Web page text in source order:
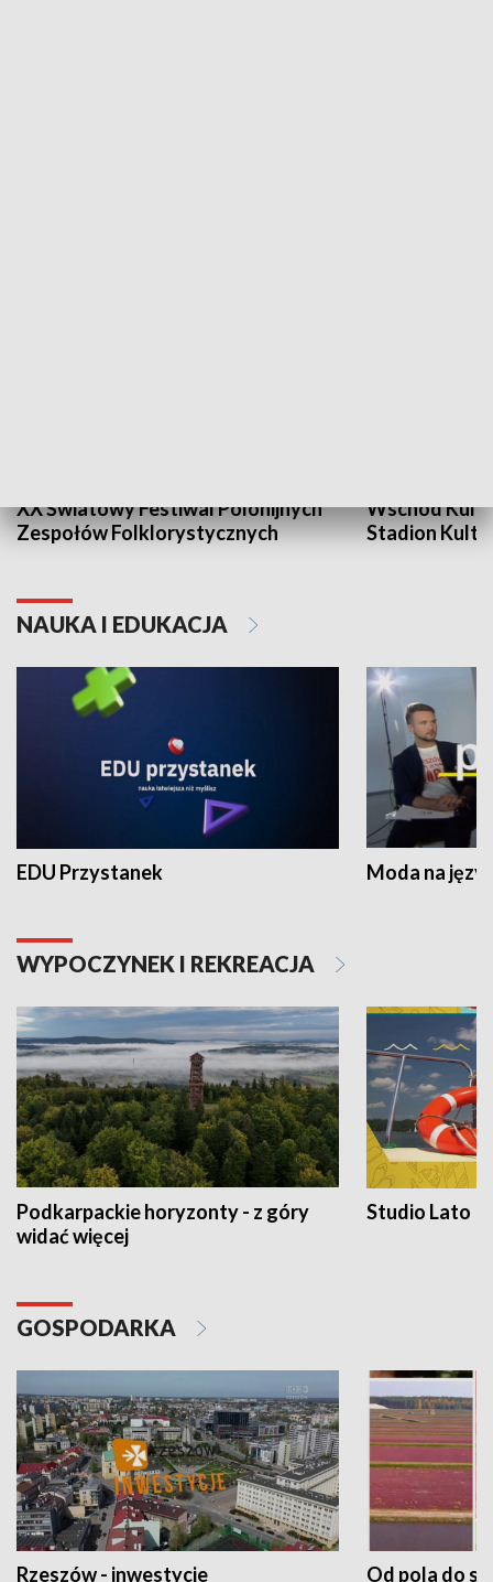
XX Światowy Festiwal Polonijnych
Zespołów Folklorystycznych
Wschód
Stadion
NAUKA I EDUKACJA
EDU Przystanek Moda na
WYPOCZYNEK I REKREACJA
Podkarpackie horyzonty - z góry
widać więcej
Studio Lato
GOSPODARKA
Rzeszów - inwestycje Od pola do